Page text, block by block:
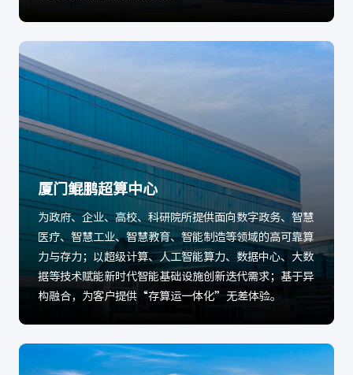
厦门鲲鹏超算中心
为政府、企业、高校、科研院所提供面向数字政务、智慧
医疗、智慧工业、智慧教育、智能制造等领域的高可靠算
力与存力；以超级计算、人工智能算力、数据中心、大数
据等技术赋能新时代智能基础设施创新迭代需求；基于异
构融合，为客户提供“存算运一体化”无差体验。